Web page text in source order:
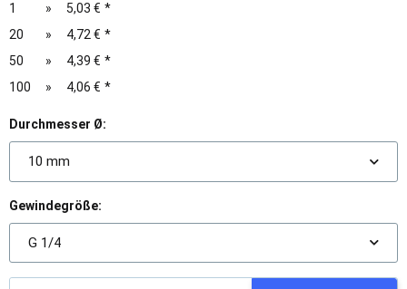
1
» 5,03 € *
20
» 4,72 € *
50
» 4,39 € *
100
» 4,06 € *
Durchmesser Ø:
10 mm
Gewindegröße:
G 1/4